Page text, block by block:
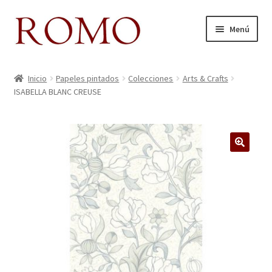
Ir
Ir
al
Menú
Aviso legal
Donde Estamos
Inicio Papeles pintados Colecciones
Arts & Crafts
ISABELLA BLANC CREUSE